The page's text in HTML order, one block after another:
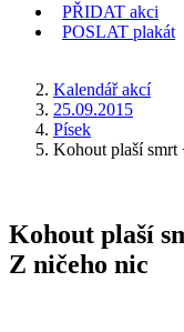
PŘIDAT akci
POSLAT plakát
Kalendář akcí
25.09.2015
Písek
Kohout plaší smrt
Kohout plaší
Z ničeho nic